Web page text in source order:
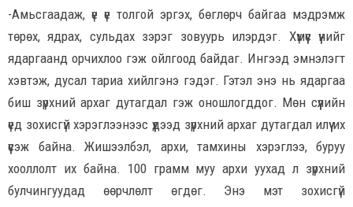
-Амьсгаадаж, үе үе толгой эргэх, бөглөрч байгаа мэдрэмж
төрөх, ядрах, сульдах зэрэг зовуурь илэрдэг. Хүмүүс үүнийг
ядаргаанд орчихлоо гэж ойлгоод байдаг. Ингээд эмнэлэгт
хэвтэж, дусал тариа хийлгэнэ гэдэг. Гэтэл энэ нь ядаргаа
биш зүрхний архаг дутагдал гэж оношлогддог. Мөн сүүлийн
үед зохисгүй хэрэглээнээс үүдээд зүрхний архаг дутагдал илүү их
үүсэж байна. Жишээлбэл, архи, тамхины хэрэглээ, буруу
хооллолт их байна. 100 грамм муу архи уухад л зүрхний
булчингуудад өөрчлөлт өгдөг. Энэ мэт зохисгүй